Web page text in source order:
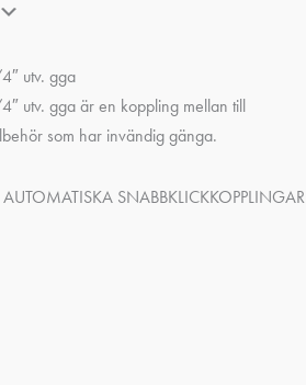
utv. gga
utv. gga är en koppling mellan till
som har invändig gänga.
SNABBKLICKKOPPLINGAR